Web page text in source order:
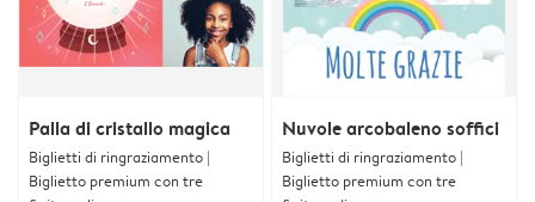
Palla di cristallo magica
Biglietti di ringraziamento |
Biglietto premium con tre
Nuvole arcobaleno soffici
Biglietti di ringraziamento |
Biglietto premium con tre